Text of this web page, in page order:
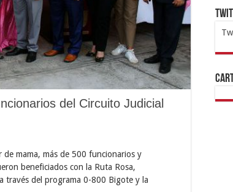
del Circuito Judicial
de mama, más de 500 funcionarios y
beneficiados con la Ruta Rosa,
través del programa 0-800 Bigote y la